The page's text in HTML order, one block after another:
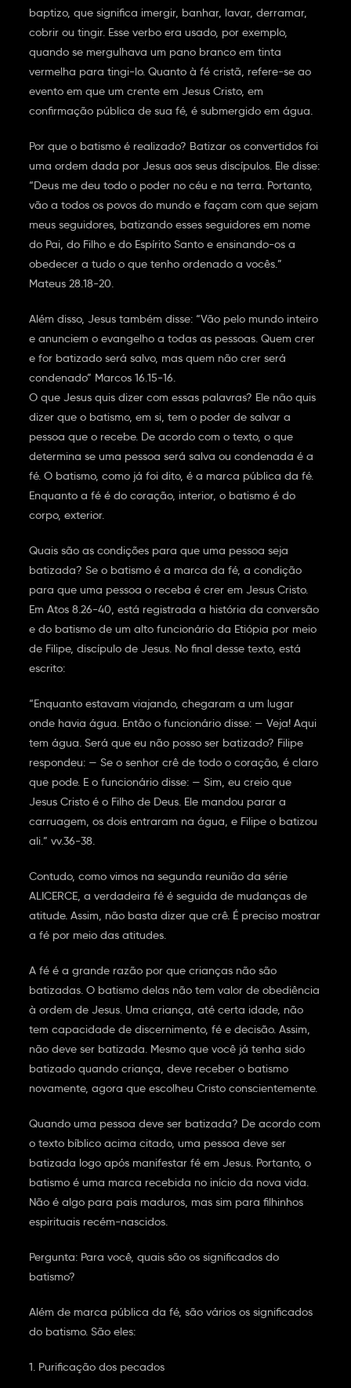
baptizo, que significa imergir, banhar, lavar, derramar,
cobrir ou tingir. Esse verbo era usado, por exemplo,
quando se mergulhava um pano branco em tinta
vermelha para tingi-lo. Quanto à fé cristã, refere-se ao
evento em que um crente em Jesus Cristo, em
confirmação pública de sua fé, é submergido em água.
Por que o batismo é realizado? Batizar os convertidos foi
uma ordem dada por Jesus aos seus discípulos. Ele disse:
“Deus me deu todo o poder no céu e na terra. Portanto,
vão a todos os povos do mundo e façam com que sejam
meus seguidores, batizando esses seguidores em nome
do Pai, do Filho e do Espírito Santo e ensinando-os a
obedecer a tudo o que tenho ordenado a vocês.”
Mateus 28.18-20.
Além disso, Jesus também disse: “Vão pelo mundo inteiro
e anunciem o evangelho a todas as pessoas. Quem crer
e for batizado será salvo, mas quem não crer será
condenado” Marcos 16.15-16.
O que Jesus quis dizer com essas palavras? Ele não quis
dizer que o batismo, em si, tem o poder de salvar a
pessoa que o recebe. De acordo com o texto, o que
determina se uma pessoa será salva ou condenada é a
fé. O batismo, como já foi dito, é a marca pública da fé.
Enquanto a fé é do coração, interior, o batismo é do
corpo, exterior.
Quais são as condições para que uma pessoa seja
batizada? Se o batismo é a marca da fé, a condição
para que uma pessoa o receba é crer em Jesus Cristo.
Em Atos 8.26-40, está registrada a história da conversão
e do batismo de um alto funcionário da Etiópia por meio
de Filipe, discípulo de Jesus. No final desse texto, está
escrito:
“Enquanto estavam viajando, chegaram a um lugar
onde havia água. Então o funcionário disse: — Veja! Aqui
tem água. Será que eu não posso ser batizado? Filipe
respondeu: — Se o senhor crê de todo o coração, é claro
que pode. E o funcionário disse: — Sim, eu creio que
Jesus Cristo é o Filho de Deus. Ele mandou parar a
carruagem, os dois entraram na água, e Filipe o batizou
ali.” vv.36-38.
Contudo, como vimos na segunda reunião da série
ALICERCE, a verdadeira fé é seguida de mudanças de
atitude. Assim, não basta dizer que crê. É preciso mostrar
a fé por meio das atitudes.
A fé é a grande razão por que crianças não são
batizadas. O batismo delas não tem valor de obediência
à ordem de Jesus. Uma criança, até certa idade, não
tem capacidade de discernimento, fé e decisão. Assim,
não deve ser batizada. Mesmo que você já tenha sido
batizado quando criança, deve receber o batismo
novamente, agora que escolheu Cristo conscientemente.
Quando uma pessoa deve ser batizada? De acordo com
o texto bíblico acima citado, uma pessoa deve ser
batizada logo após manifestar fé em Jesus. Portanto, o
batismo é uma marca recebida no início da nova vida.
Não é algo para pais maduros, mas sim para filhinhos
espirituais recém-nascidos.
Pergunta: Para você, quais são os significados do
batismo?
Além de marca pública da fé, são vários os significados
do batismo. São eles:
1. Purificação dos pecados